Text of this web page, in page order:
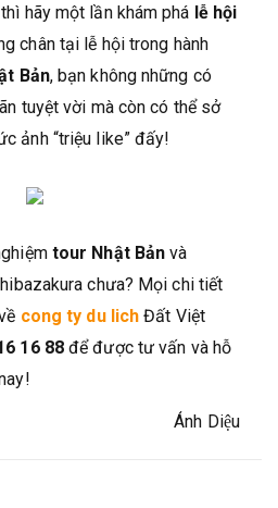
hãy một lần khám phá lễ hội
chân tại lễ hội trong hành
Bản, bạn không những có
tuyệt vời mà còn có thể sở
ảnh “triệu like” đấy!
tour Nhật Bản và
chưa? Mọi chi tiết
cong ty du lich Đất Việt
16 88để được tư vấn và hỗ
Ánh Diệu